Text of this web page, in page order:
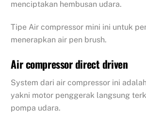
menciptakan hembusan udara.
Tipe Air compressor mini ini untuk
menerapkan air pen brush.
Air compressor direct driven
System dari air compressor ini
yakni motor penggerak langsung
pompa udara.